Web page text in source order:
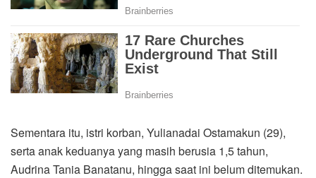
Sementara itu, istri korban, Yulianadai Ostamakun (29),
serta anak keduanya yang masih berusia 1,5 tahun,
Audrina Tania Banatanu, hingga saat ini belum ditemukan.